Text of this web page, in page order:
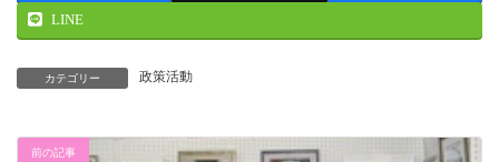
LINE
カテゴリー 政策活動
前の記事